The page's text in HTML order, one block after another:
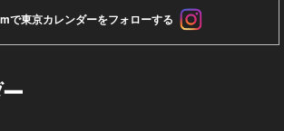
で東京カレンダーをフォローする